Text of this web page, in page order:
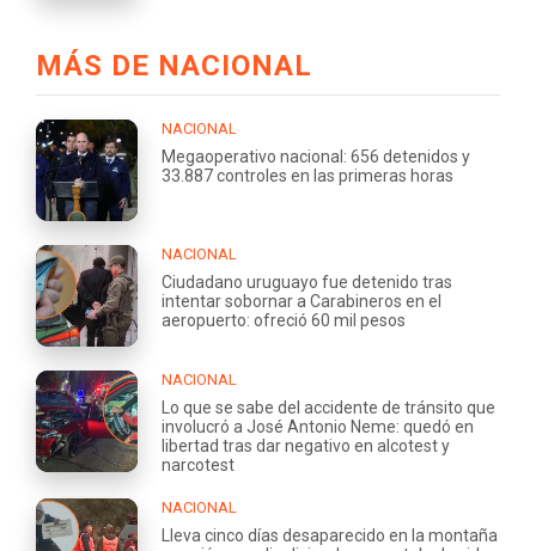
MÁS DE NACIONAL
NACIONAL
Megaoperativo nacional: 656 detenidos y
33.887 controles en las primeras horas
NACIONAL
Ciudadano uruguayo fue detenido tras
intentar sobornar a Carabineros en el
aeropuerto: ofreció 60 mil pesos
NACIONAL
Lo que se sabe del accidente de tránsito que
involucró a José Antonio Neme: quedó en
libertad tras dar negativo en alcotest y
narcotest
NACIONAL
Lleva cinco días desaparecido en la montaña